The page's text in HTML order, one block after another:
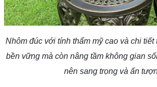
Nhôm đúc với tính thẩm mỹ cao và chi tiết
bền vững mà còn nâng tầm không gian
nên sang trọng và ấn